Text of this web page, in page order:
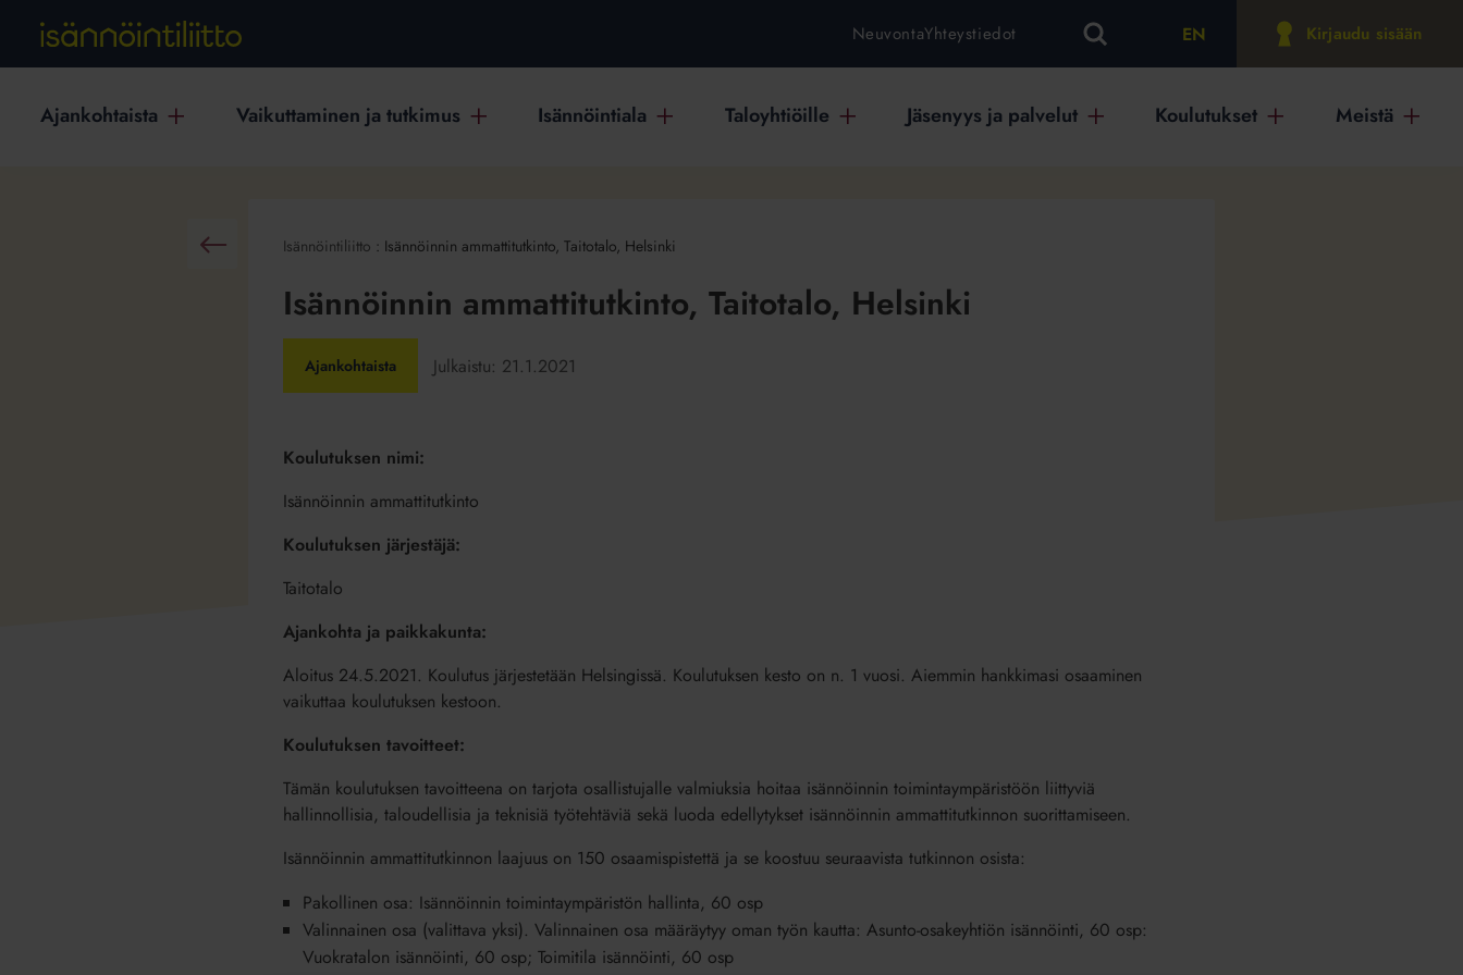
NeuvontaYhteystiedot EN Kirjaudu sisään
Ajankohtaista Vaikuttaminen ja tutkimus Isännöintiala Taloyhtiöille Jäsenyys ja palvelut Koulutukset Meistä
Takaisin Isännöintiliitto : Isännöinnin ammattitutkinto, Taitotalo, Helsinki
Isännöinnin ammattitutkinto, Taitotalo, Helsinki
Ajankohtaista Julkaistu: 21.1.2021
Koulutuksen nimi:
Isännöinnin ammattitutkinto
Koulutuksen järjestäjä:
Taitotalo
Ajankohta ja paikkakunta:
Aloitus 24.5.2021. Koulutus järjestetään Helsingissä. Koulutuksen kesto on n. 1 vuosi. Aiemmin hankkimasi osaaminen
vaikuttaa koulutuksen kestoon.
Koulutuksen tavoitteet:
Tämän koulutuksen tavoitteena on tarjota osallistujalle valmiuksia hoitaa isännöinnin toimintaympäristöön liittyviä
hallinnollisia, taloudellisia ja teknisiä työtehtäviä sekä luoda edellytykset isännöinnin ammattitutkinnon suorittamiseen.
Isännöinnin ammattitutkinnon laajuus on 150 osaamispistettä ja se koostuu seuraavista tutkinnon osista:
Pakollinen osa: Isännöinnin toimintaympäristön hallinta, 60 osp
Valinnainen osa (valittava yksi). Valinnainen osa määräytyy oman työn kautta: Asunto-osakeyhtiön isännöinti, 60 osp:
Vuokratalon isännöinti, 60 osp; Toimitila isännöinti, 60 osp